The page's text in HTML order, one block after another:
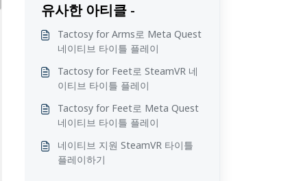
유사한 아티클 -
Tactosy for Arms로 Meta Quest
네이티브 타이틀 플레이
Tactosy for Feet로 SteamVR 네
이티브 타이틀 플레이
Tactosy for Feet로 Meta Quest
네이티브 타이틀 플레이
네이티브 지원 SteamVR 타이틀
플레이하기